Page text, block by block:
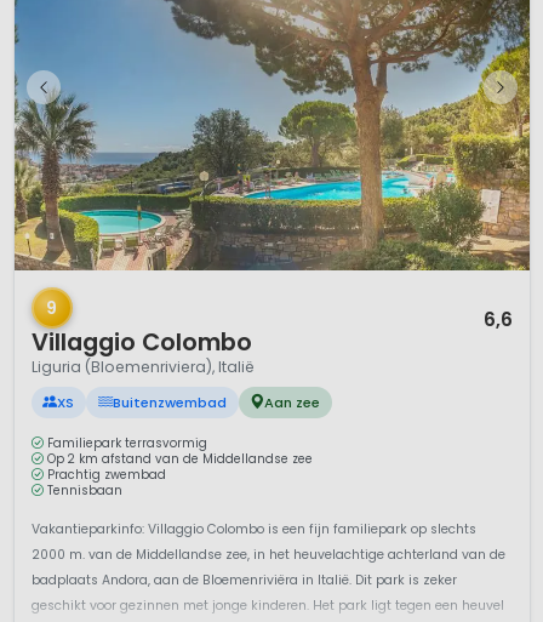
1 / 9
9
Villaggio Colombo
6,6
Liguria (Bloemenriviera), Italië
XS Buitenzwembad Aan zee
Familiepark terrasvormig
Op 2 km afstand van de Middellandse zee
Prachtig zwembad
Tennisbaan
Vakantieparkinfo: Villaggio Colombo is een fijn familiepark op slechts
2000 m. van de Middellandse zee, in het heuvelachtige achterland van de
badplaats Andora, aan de Bloemenriviëra in Italië. Dit park is zeker
geschikt voor gezinnen met jonge kinderen. Het park ligt tegen een heuvel